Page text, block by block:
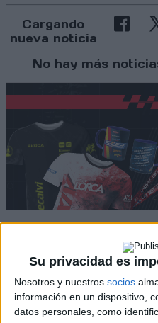
Su privacidad es
Nosotros y nuestros socios
información en un dispositivo,
datos personales, como
Cargando
nueva noticia
No hay más
Rallyes
WRC
S-CER
ERC